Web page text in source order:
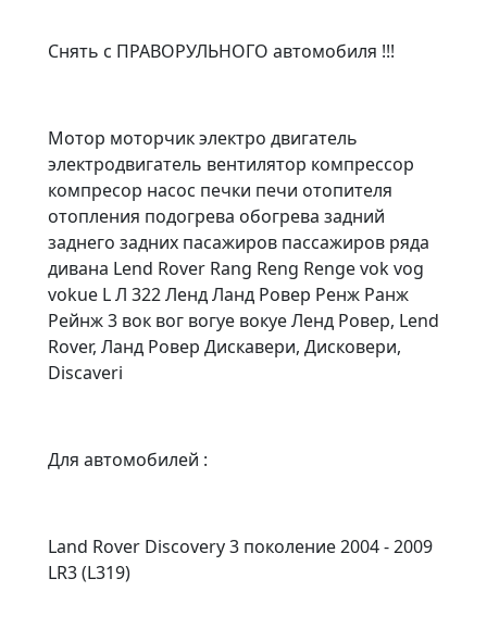
Снять с ПРАВОРУЛЬНОГО автомобиля !!!
Мотор моторчик электро двигатель
электродвигатель вентилятор компрессор
компресор насос печки печи отопителя
отопления подогрева обогрева задний
заднего задних пасажиров пассажиров ряда
дивана Lend Rover Rang Reng Renge vok vog
vokue L Л 322 Ленд Ланд Ровер Ренж Ранж
Рейнж 3 вок вог вогуе вокуе Ленд Ровер, Lend
Rover, Ланд Ровер Дискавери, Дисковери,
Discaveri
Для автомобилей :
Land Rover Discovery 3 поколение 2004 - 2009
LR3 (L319)